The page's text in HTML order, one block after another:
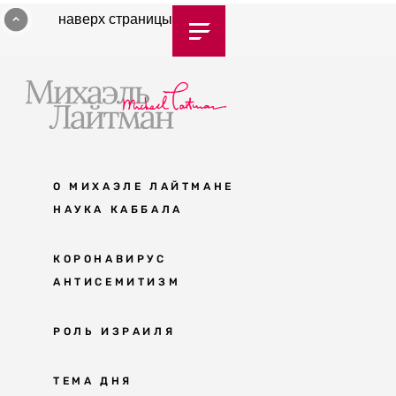
наверх страницы
О МИХАЭЛЕ ЛАЙТМАНЕ
НАУКА КАББАЛА
Мудрость каббалы
Каббала сегодня
Великие каббалисты
КОРОНАВИРУС
АНТИСЕМИТИЗМ
Антисемитизм в современном мире
Решение
РОЛЬ ИЗРАИЛЯ
ТЕМА ДНЯ